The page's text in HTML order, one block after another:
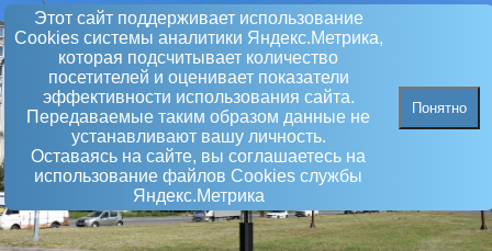
Этот сайт поддерживает использование
Сookies системы аналитики Яндекс.Метрика,
которая подсчитывает количество
посетителей и оценивает показатели
эффективности использования сайта.
Передаваемые таким образом данные не
устанавливают вашу личность.
Оставаясь на сайте, вы соглашаетесь на
использование файлов Сookies службы
Яндекс.Метрика
Понятно